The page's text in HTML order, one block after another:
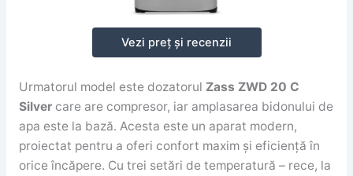
Vezi preț și recenzii
Urmatorul model este dozatorul Zass ZWD 20 C
Silvercare are compresor, iar amplasarea bidonului de
apa este la bază. Acesta este un aparat modern,
proiectat pentru a oferi confort maxim și eficiență în
orice încăpere. Cu trei setări de temperatură – rece, la